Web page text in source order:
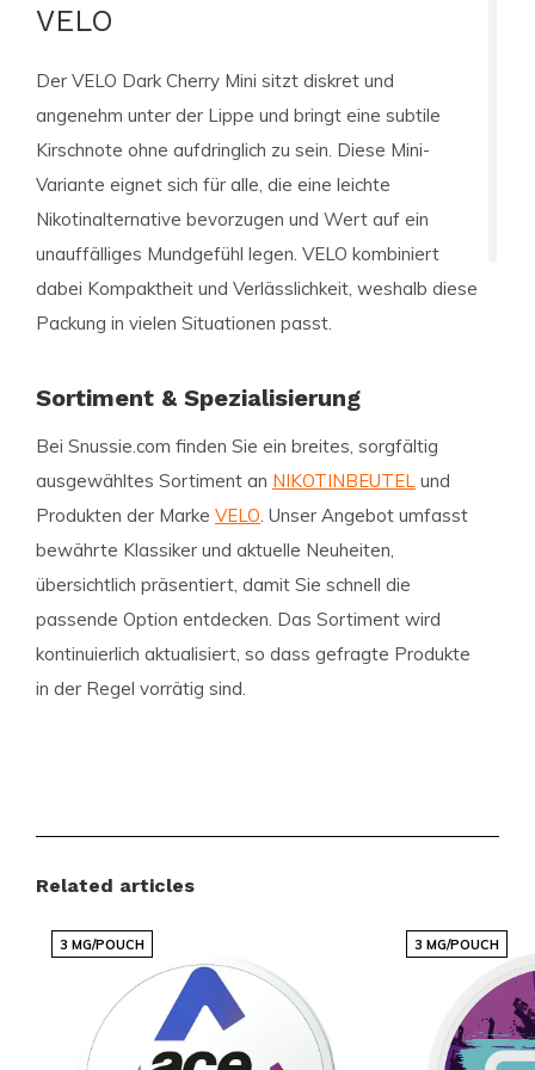
VELO
Der VELO Dark Cherry Mini sitzt diskret und
angenehm unter der Lippe und bringt eine subtile
Kirschnote ohne aufdringlich zu sein. Diese Mini-
Variante eignet sich für alle, die eine leichte
Nikotinalternative bevorzugen und Wert auf ein
unauffälliges Mundgefühl legen. VELO kombiniert
dabei Kompaktheit und Verlässlichkeit, weshalb diese
Packung in vielen Situationen passt.
Sortiment & Spezialisierung
Bei Snussie.com finden Sie ein breites, sorgfältig
ausgewähltes Sortiment an NIKOTINBEUTEL und
Produkten der Marke VELO. Unser Angebot umfasst
bewährte Klassiker und aktuelle Neuheiten,
übersichtlich präsentiert, damit Sie schnell die
passende Option entdecken. Das Sortiment wird
kontinuierlich aktualisiert, so dass gefragte Produkte
in der Regel vorrätig sind.
Ein preislich attraktives Sortiment mit beliebten
Regelmäßig neue Geschmacksrichtungen und
Varianten verfügbar
Einfach und schnell bestellen über einen
übersichtlichen Webshop
Related articles
3 MG/POUCH 3 MG/POUCH